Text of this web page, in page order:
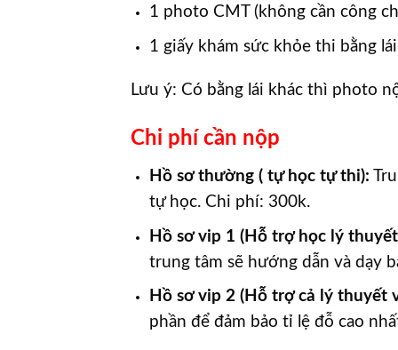
1 photo CMT (không cần công
1 giấy khám sức khỏe thi bằng
Lưu ý: Có bằng lái khác thì photo
Chi phí cần nộp
Hồ sơ thường ( tự học tự thi):
tự học. Chi phí: 300k.
Hồ sơ vip 1 (Hỗ trợ học lý
trung tâm sẽ hướng dẫn và dạy
Hồ sơ vip 2 (Hỗ trợ cả lý thuyết
phần để đảm bảo tỉ lệ đỗ cao